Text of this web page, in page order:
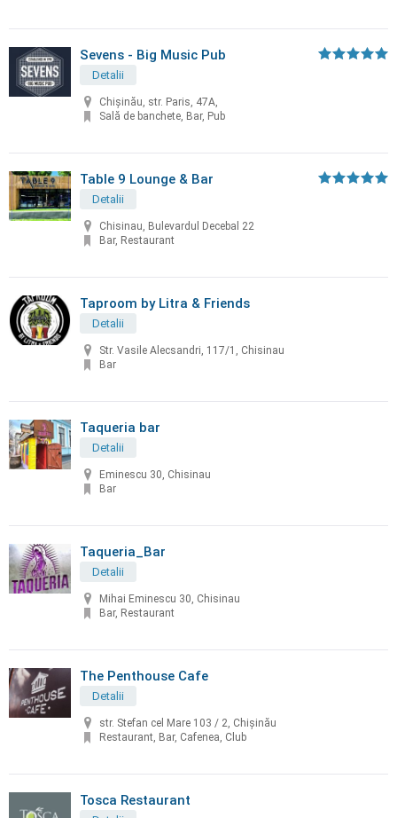
Sevens - Big Music Pub
Detalii
Chișinău, str. Paris, 47A,
Sală de banchete, Bar, Pub
Table 9 Lounge & Bar
Detalii
Chisinau, Bulevardul Decebal 22
Bar, Restaurant
Taproom by Litra & Friends
Detalii
Str. Vasile Alecsandri, 117/1, Chisinau
Bar
Taqueria bar
Detalii
Eminescu 30, Chisinau
Bar
Taqueria_Bar
Detalii
Mihai Eminescu 30, Chisinau
Bar, Restaurant
The Penthouse Cafe
Detalii
str. Stefan cel Mare 103 / 2, Chișinău
Restaurant, Bar, Cafenea, Club
Tosca Restaurant